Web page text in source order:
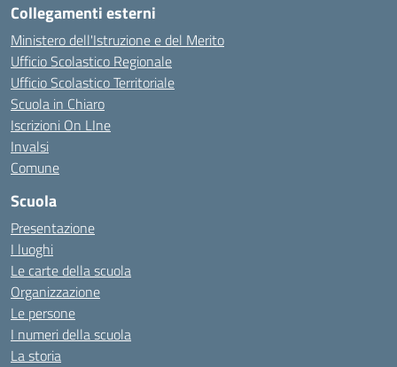
Collegamenti esterni
Ministero dell'Istruzione e del Merito
Ufficio Scolastico Regionale
Ufficio Scolastico Territoriale
Scuola in Chiaro
Iscrizioni On LIne
Invalsi
Comune
Scuola
Presentazione
I luoghi
Le carte della scuola
Organizzazione
Le persone
I numeri della scuola
La storia